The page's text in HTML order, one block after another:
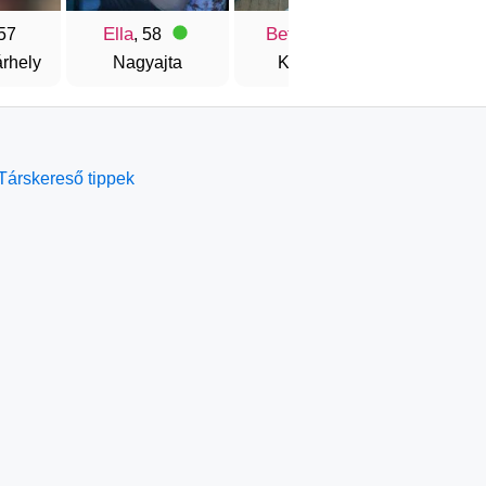
Ella, 58
Nagyajta
Betty
Kolozsvár
tippek